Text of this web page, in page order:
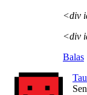
<div
<div
Balas